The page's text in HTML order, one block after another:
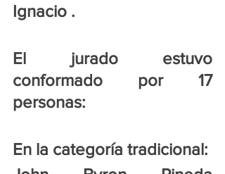
Ignacio .
El jurado estuvo
conformado por 17
personas:
En la categoría tradicional: